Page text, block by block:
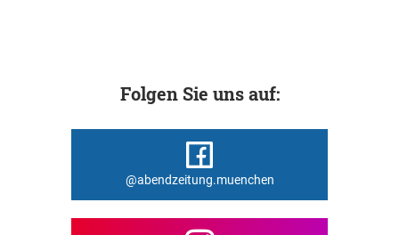
Folgen Sie uns auf:
@abendzeitung.muenchen